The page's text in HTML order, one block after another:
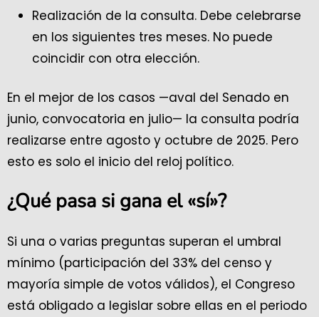
Realización de la consulta. Debe celebrarse
en los siguientes tres meses. No puede
coincidir con otra elección.
En el mejor de los casos —aval del Senado en
junio, convocatoria en julio— la consulta podría
realizarse entre agosto y octubre de 2025. Pero
esto es solo el inicio del reloj político.
¿Qué pasa si gana el «sí»?
Si una o varias preguntas superan el umbral
mínimo (participación del 33% del censo y
mayoría simple de votos válidos), el Congreso
está obligado a legislar sobre ellas en el periodo